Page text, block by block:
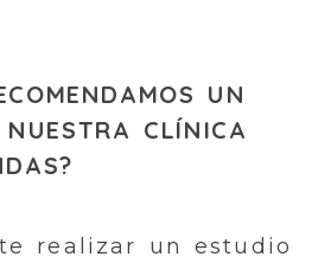
UN
CLÍNICA
realizar un estudio